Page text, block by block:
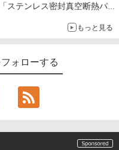
テンレス密封真空断熱パネ
もっと見る
ォローする